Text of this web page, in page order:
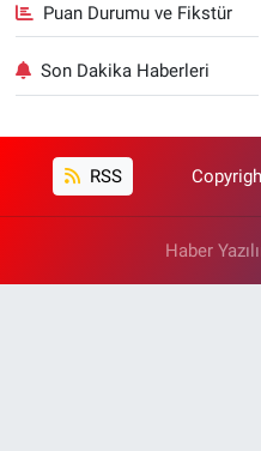
Puan Durumu ve Fikstür
Son Dakika Haberleri
RSS
Haber